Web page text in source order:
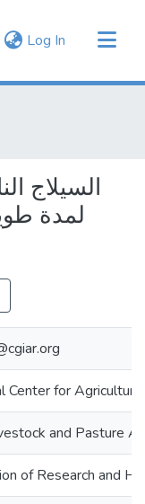
Log In (current)
السیلاج
لمدة
Center for
and Pasture
of Research and